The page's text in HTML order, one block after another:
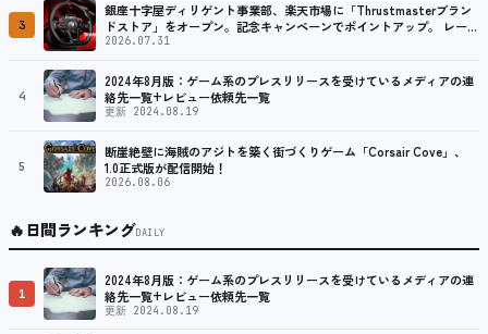
3
銀座十字屋ディリゲント事業部、楽天市場に「Thrustmasterブラン
ドストア」をオープン。記念キャンペーンでポイントアップ。 レーシ
ング／フライトシム向けコントローラーを中心に、幅広くラインナッ
2026.07.31
4
2024年8月版：ゲーム系のプレスリリースを受けているメディアの連
絡先一覧+レビュー依頼先一覧
更新 2024.08.19
5
断崖絶壁に海賊のアジトを築く街づくりゲーム「Corsair Cove」、
1.0正式版が配信開始！
2026.08.06
🔥日間ランキングDAILY
1
2024年8月版：ゲーム系のプレスリリースを受けているメディアの連
絡先一覧+レビュー依頼先一覧
更新 2024.08.19